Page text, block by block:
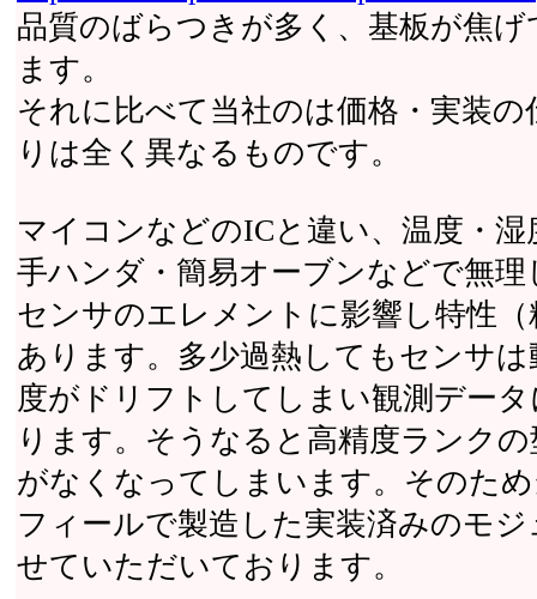
品質のばらつきが多く、基板が焦
ます。
それに比べて当社のは価格・実装
りは全く異なるものです。
マイコンなどのICと違い、温度・
手ハンダ・簡易オーブンなどで無
センサのエレメントに影響し特性
あります。多少過熱してもセンサ
度がドリフトしてしまい観測デー
ります。そうなると高精度ランク
がなくなってしまいます。そのた
フィールで製造した実装済みのモ
せていただいております。